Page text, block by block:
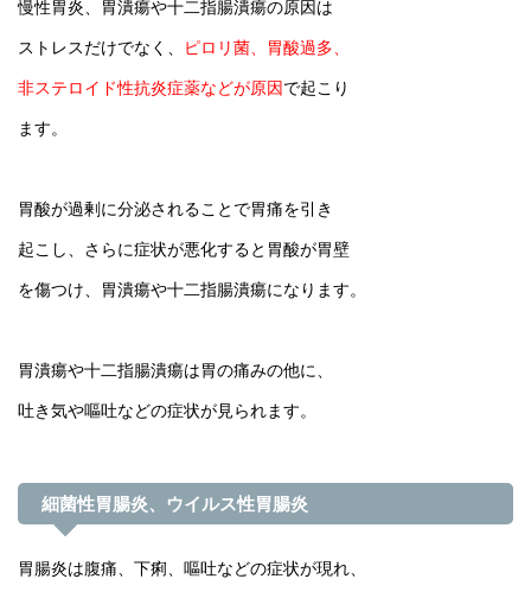
慢性胃炎、胃潰瘍や十二指腸潰瘍の原因は
ストレスだけでなく、 ピロリ菌、胃酸過多、
非ステロイド性抗炎症薬などが原因で起こり
ます。
胃酸が過剰に分泌されることで胃痛を引き
起こし、さらに症状が悪化すると胃酸が胃壁
を傷つけ、胃潰瘍や十二指腸潰瘍になります。
胃潰瘍や十二指腸潰瘍は胃の痛みの他に、
吐き気や嘔吐などの症状が見られます。
細菌性胃腸炎、ウイルス性胃腸炎
胃腸炎は腹痛、下痢、嘔吐などの症状が現れ、